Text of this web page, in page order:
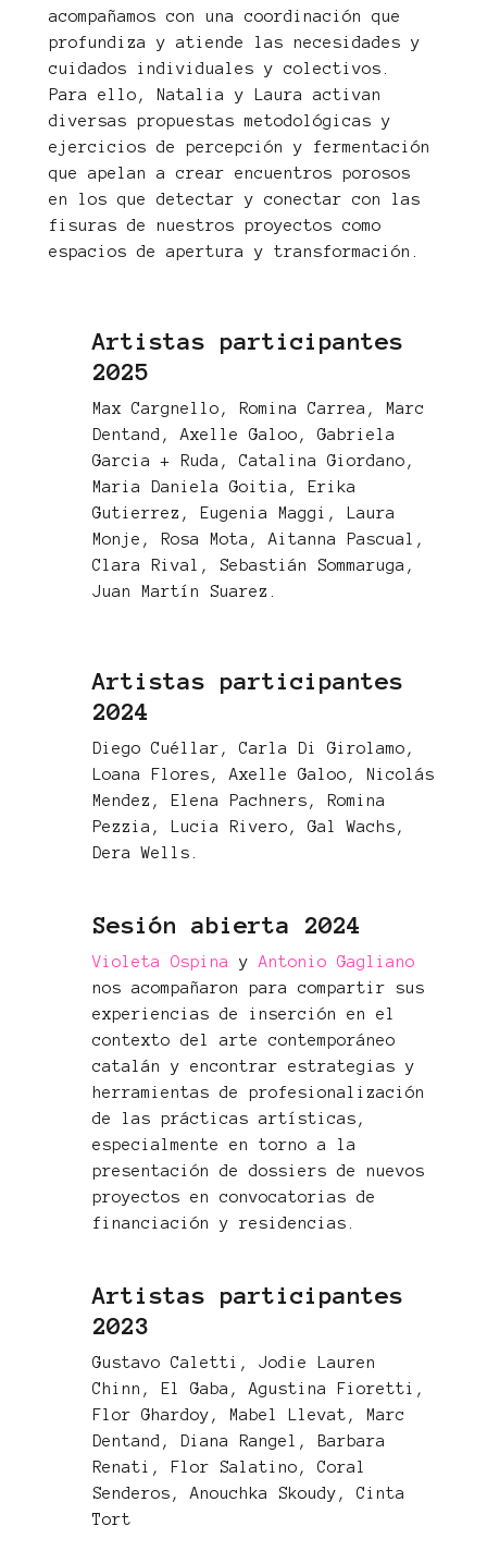
acompañamos con una coordinación que
profundiza y atiende las necesidades y
cuidados individuales y colectivos.
Para ello, Natalia y Laura activan
diversas propuestas metodológicas y
ejercicios de percepción y fermentación
que apelan a crear encuentros porosos
en los que detectar y conectar con las
fisuras de nuestros proyectos como
espacios de apertura y transformación.
Artistas participantes
2025
Max Cargnello, Romina Carrea, Marc
Dentand, Axelle Galoo, Gabriela
Garcia + Ruda, Catalina Giordano,
Maria Daniela Goitia, Erika
Gutierrez, Eugenia Maggi, Laura
Monje, Rosa Mota, Aitanna Pascual,
Clara Rival, Sebastián Sommaruga,
Juan Martín Suarez.
Artistas participantes
2024
Diego Cuéllar, Carla Di Girolamo,
Loana Flores, Axelle Galoo, Nicolás
Mendez, Elena Pachners, Romina
Pezzia, Lucia Rivero, Gal Wachs,
Dera Wells.
Sesión abierta 2024
Violeta Ospina y Antonio Gagliano
nos acompañaron para compartir sus
experiencias de inserción en el
contexto del arte contemporáneo
catalán y encontrar estrategias y
herramientas de profesionalización
de las prácticas artísticas,
especialmente en torno a la
presentación de dossiers de nuevos
proyectos en convocatorias de
financiación y residencias.
Artistas participantes
2023
Gustavo Caletti, Jodie Lauren
Chinn, El Gaba, Agustina Fioretti,
Flor Ghardoy, Mabel Llevat, Marc
Dentand, Diana Rangel, Barbara
Renati, Flor Salatino, Coral
Senderos, Anouchka Skoudy, Cinta
Tort